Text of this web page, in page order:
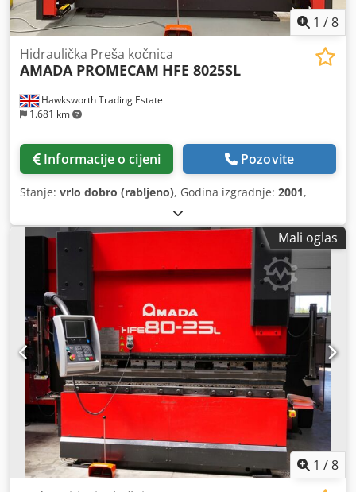
1 /8
Hawksworth Trading Estate
1.681 km
Hidraulička Preša kočnica
AMADA PROMECAM HFE 8025SL
Informacije o cijeni Pozovite
Stanje: vrlo dobro (rabljeno), Godina izgradnje: 2001,
Mali oglas
1 /8